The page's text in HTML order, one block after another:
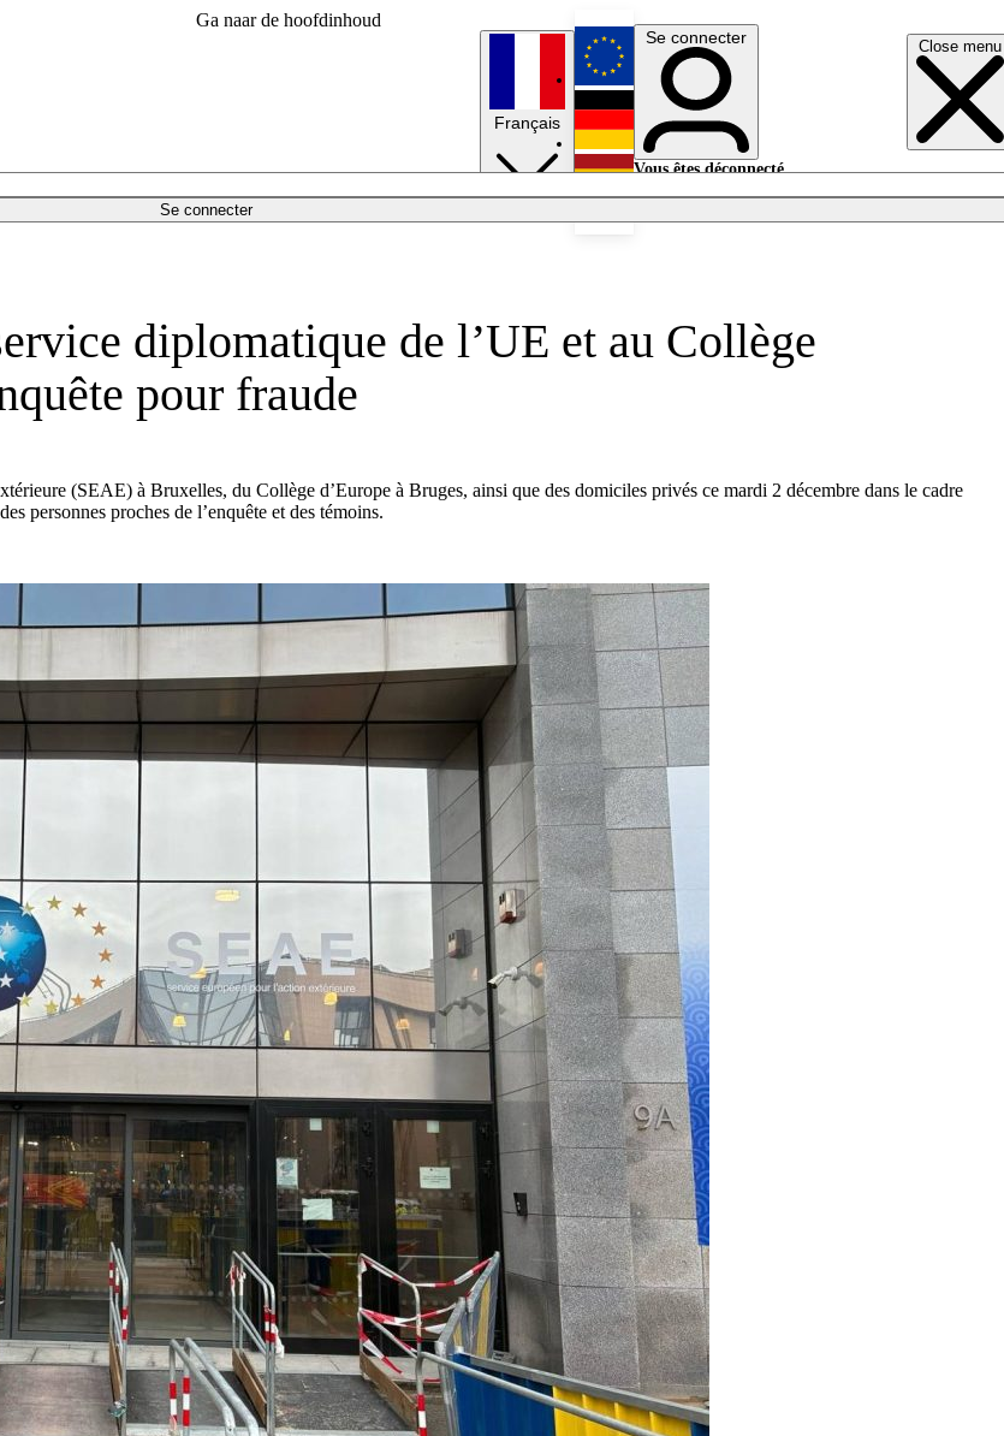
Ga naar de hoofdinhoud
Close menu
Se connecter
Français
English
Deutsch
Se connecter
Vous êtes déconnecté.
diplomatique de l’UE et au Collège
pour fraude
(SEAE) à Bruxelles, du Collège d’Europe à Bruges, ainsi que des domiciles privés ce mardi 2 décembre dans le cadre
personnes proches de l’enquête et des témoins.